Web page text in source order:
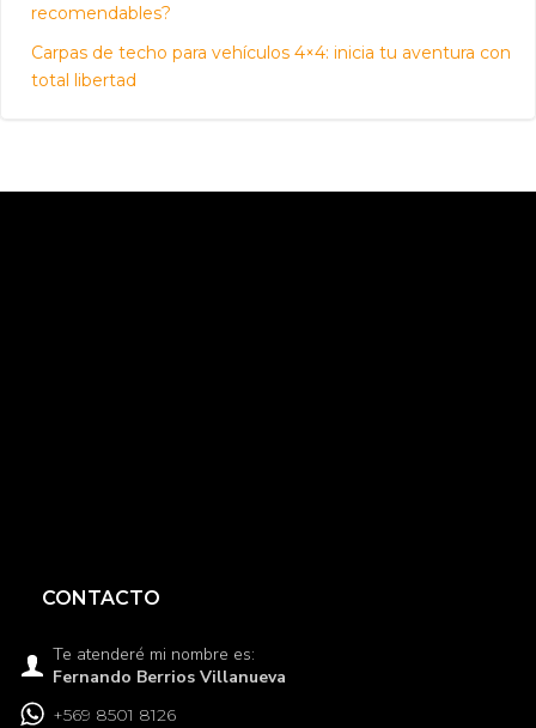
recomendables?
Carpas de techo para vehículos 4×4: inicia tu aventura con
total libertad
CONTACTO
Te atenderé mi nombre es:
Fernando Berrios Villanueva
+569 8501 8126